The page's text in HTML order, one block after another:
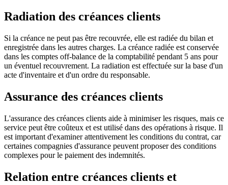
Radiation des créances clients
Si la créance ne peut pas être recouvrée, elle est radiée du bilan et
enregistrée dans les autres charges. La créance radiée est conservée
dans les comptes off-balance de la comptabilité pendant 5 ans pour
un éventuel recouvrement. La radiation est effectuée sur la base d'un
acte d'inventaire et d'un ordre du responsable.
Assurance des créances clients
L'assurance des créances clients aide à minimiser les risques, mais ce
service peut être coûteux et est utilisé dans des opérations à risque. Il
est important d'examiner attentivement les conditions du contrat, car
certaines compagnies d'assurance peuvent proposer des conditions
complexes pour le paiement des indemnités.
Relation entre créances clients et